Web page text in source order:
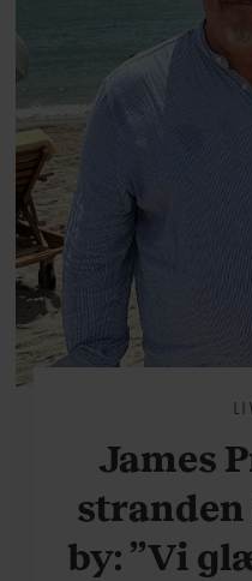
James
by: ”Vi